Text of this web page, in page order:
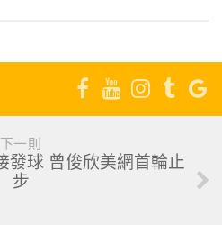
下一則
發球 曾俊欣美網首輪止
步